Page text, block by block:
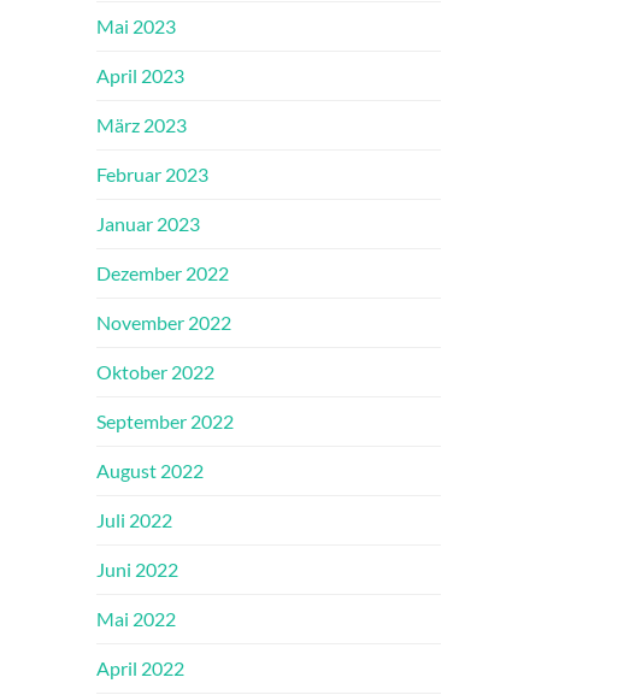
Mai 2023
April 2023
März 2023
Februar 2023
Januar 2023
Dezember 2022
November 2022
Oktober 2022
September 2022
August 2022
Juli 2022
Juni 2022
Mai 2022
April 2022